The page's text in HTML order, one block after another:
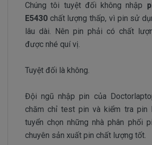
Chúng tôi tuyệt đối không nhập
E5430 chất lượng thấp, vì pin sử
lâu dài. Nên pin phải có chất
được nhé quí vị.
Tuyệt đối là không.
Đội ngũ nhập pin của
chăm chỉ test pin và kiểm tra pin
tuyển chọn những nhà phân phối
chuyên sản xuất pin chất lượng tốt.